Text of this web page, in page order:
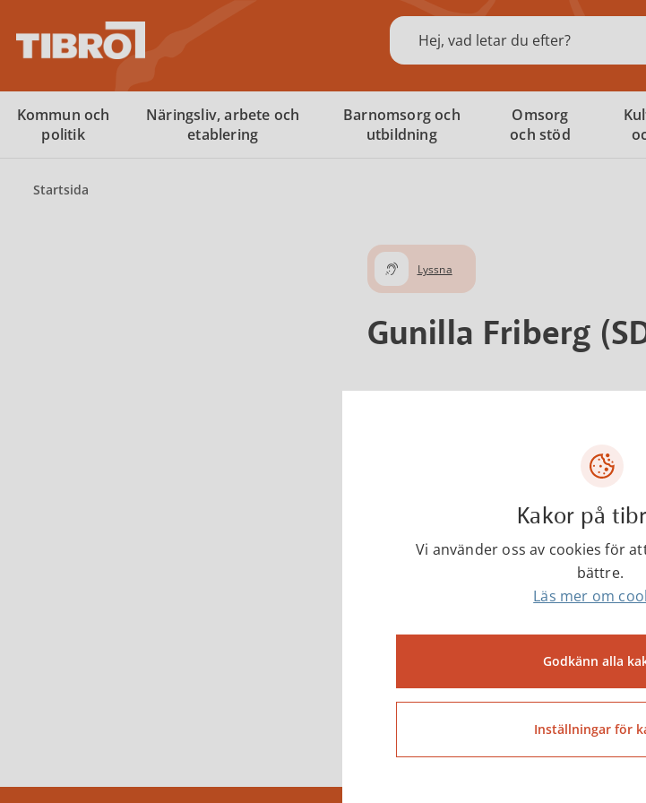
Sök
Kommun och
politik
Näringsliv, arbete och
etablering
Barnomsorg och
utbildning
Omsorg
och stöd
Startsida
Lyssna
Gunilla Friberg
gunilla.friberg@politiker.tibro.se
Uppdrag
barn- och
Senast ändrad: 17 juli 2024
Kakor på
Vi använder oss av cookies för
bättre.
Läs mer om
Godkänn alla
Inställningar för